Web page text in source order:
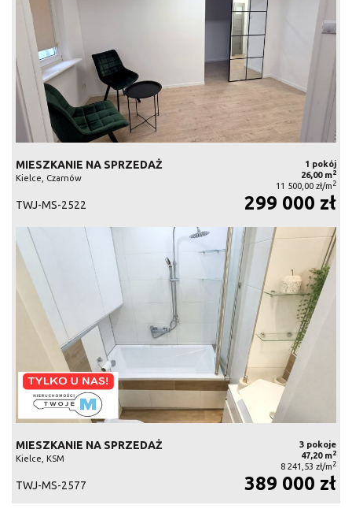
MIESZKANIE NA SPRZEDAŻ
Kielce, Czarnów
1 pokój
26,00 m2
11 500,00 zł/m 2
TWJ-MS-2522 299 000 zł
MIESZKANIE NA SPRZEDAŻ
Kielce, KSM
3 pokoje
47,20 m2
8 241,53 zł/m 2
TWJ-MS-2577 389 000 zł